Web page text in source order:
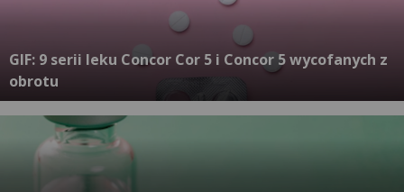
GIF: 9 serii leku Concor Cor 5 i Concor 5 wycofanych z
obrotu